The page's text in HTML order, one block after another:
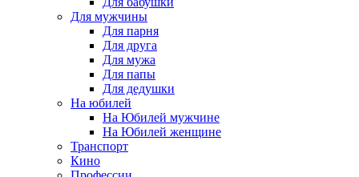
Для мужчины
Для парня
Для друга
Для мужа
Для папы
Для дедушки
На юбилей
На Юбилей мужчине
На Юбилей женщине
Транспорт
Кино